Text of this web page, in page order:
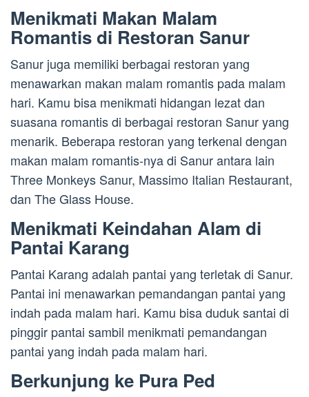
Menikmati Makan Malam
Romantis di Restoran Sanur
Sanur juga memiliki berbagai restoran yang
menawarkan makan malam romantis pada malam
hari. Kamu bisa menikmati hidangan lezat dan
suasana romantis di berbagai restoran Sanur yang
menarik. Beberapa restoran yang terkenal dengan
makan malam romantis-nya di Sanur antara lain
Three Monkeys Sanur, Massimo Italian Restaurant,
dan The Glass House.
Menikmati Keindahan Alam di
Pantai Karang
Pantai Karang adalah pantai yang terletak di Sanur.
Pantai ini menawarkan pemandangan pantai yang
indah pada malam hari. Kamu bisa duduk santai di
pinggir pantai sambil menikmati pemandangan
pantai yang indah pada malam hari.
Berkunjung ke Pura Ped